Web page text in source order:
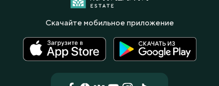
Скачайте мобильное приложение